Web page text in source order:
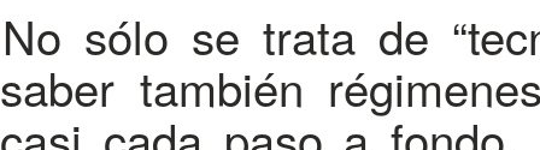
No sólo se trata de “tecnología” económica – hay que
saber también